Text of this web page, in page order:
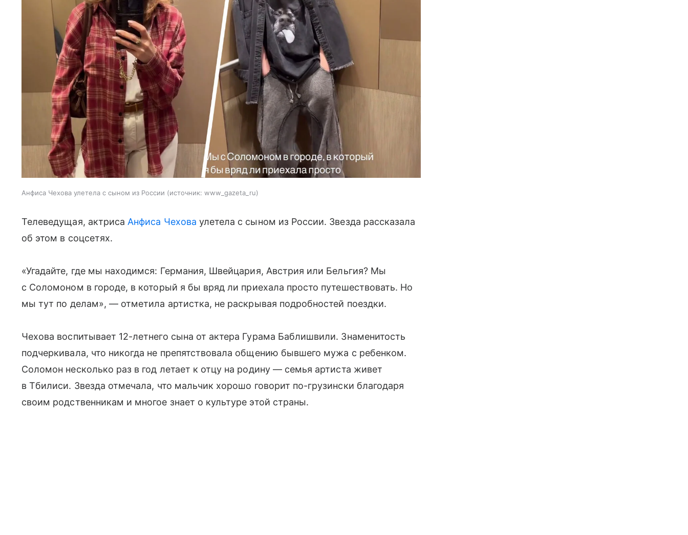
Анфиса Чехова улетела с сыном из России источник: www_gazeta_ru
Телеведущая, актриса Анфиса Чехова улетела с сыном из России. Звезда рассказала
об этом в соцсетях.
«Угадайте, где мы находимся: Германия, Швейцария, Австрия или Бельгия? Мы
с Соломоном в городе, в который я бы вряд ли приехала просто путешествовать. Но
мы тут по делам», — отметила артистка, не раскрывая подробностей поездки.
Чехова воспитывает 12-летнего сына от актера Гурама Баблишвили. Знаменитость
подчеркивала, что никогда не препятствовала общению бывшего мужа с ребенком.
Соломон несколько раз в год летает к отцу на родину — семья артиста живет
в Тбилиси. Звезда отмечала, что мальчик хорошо говорит по-грузински благодаря
своим родственникам и многое знает о культуре этой страны.